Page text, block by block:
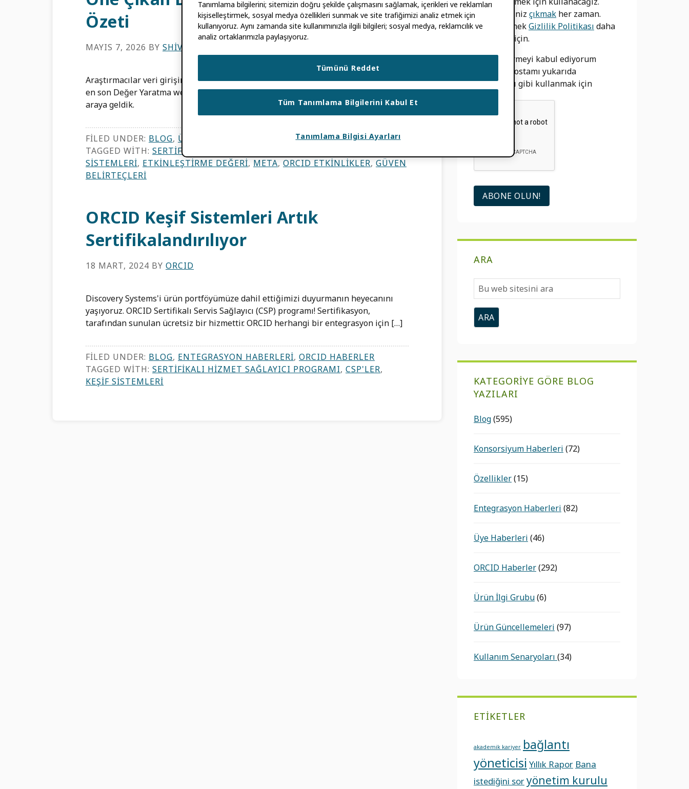
Özeti
MAYIS 7, 2026 BY SHIVENDRA NAIDOO
Araştırmacılar veri girişine daha az, keşfe daha çok zaman nasıl ayırabilirler? Bu,
en son Değer Yaratma web seminerimizin temel sorusuydu ve burada […] ile bir
araya geldik.
FILED UNDER: BLOG, ÜYE HABERLERI
TAGGED WITH: SERTIFIKALI SERVIS SAĞLAYICI
SISTEMLERI, ETKINLEŞTIRME DEĞERI, META, ORCID ETKINLIKLER, GÜVEN
BELIRTEÇLERI
ORCID Keşif Sistemleri Artık
Sertifikalandırılıyor
18 MART, 2024 BY ORCID
Discovery Systems'i ürün portföyümüze dahil ettiğimizi duyurmanın heyecanını
yaşıyoruz. ORCID Sertifikalı Servis Sağlayıcı (CSP) programı! Sertifikasyon,
tarafından sunulan ücretsiz bir hizmettir. ORCID herhangi bir entegrasyon için […]
FILED UNDER: BLOG, ENTEGRASYON HABERLERI, ORCID HABERLER
TAGGED WITH: SERTIFIKALI HIZMET SAĞLAYICI PROGRAMI, CSP'LER,
KEŞIF SISTEMLERI
Yapabilirsiniz çıkmak her zaman.
bizim görmekGizlilik Politikası daha
fazla bilgi için.
izin vermeyi kabul ediyorum
ORCID e-postamı yukarıda
açıklandığı gibi kullanmak için
ARA
Bu
web
sitesini
ara
KATEGORIYE GÖRE BLOG
YAZILARI
Blog(595)
Konsorsiyum Haberleri (72)
Özellikler(15)
Entegrasyon Haberleri (82)
Üye Haberleri (46)
ORCID Haberler(292)
Ürün İlgi Grubu(6)
Ürün Güncellemeleri (97)
Kullanım Senaryoları (34)
ETIKETLER
akademik kariyer bağlantı
yöneticisi Yıllık Rapor Bana
istediğini soryönetim kurulu
Tanımlama bilgilerini; sitemizin doğru şekilde çalışmasını sağlamak, içerikleri ve reklamları
kişiselleştirmek, sosyal medya özellikleri sunmak ve site trafiğimizi analiz etmek için
kullanıyoruz. Aynı zamanda site kullanımınızla ilgili bilgileri; sosyal medya, reklamcılık ve
analiz ortaklarımızla paylaşıyoruz.
Tümünü Reddet
Tüm Tanımlama Bilgilerini Kabul Et
Tanımlama Bilgisi Ayarları